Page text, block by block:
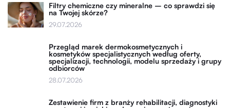
Filtry chemiczne czy mineralne – co sprawdzi się
na Twojej skórze?
29.07.2026
Przegląd marek dermokosmetycznych i
kosmetyków specjalistycznych według oferty,
specjalizacji, technologii, modelu sprzedaży i grupy
odbiorców
28.07.2026
Zestawienie firm z branży rehabilitacji, diagnostyki